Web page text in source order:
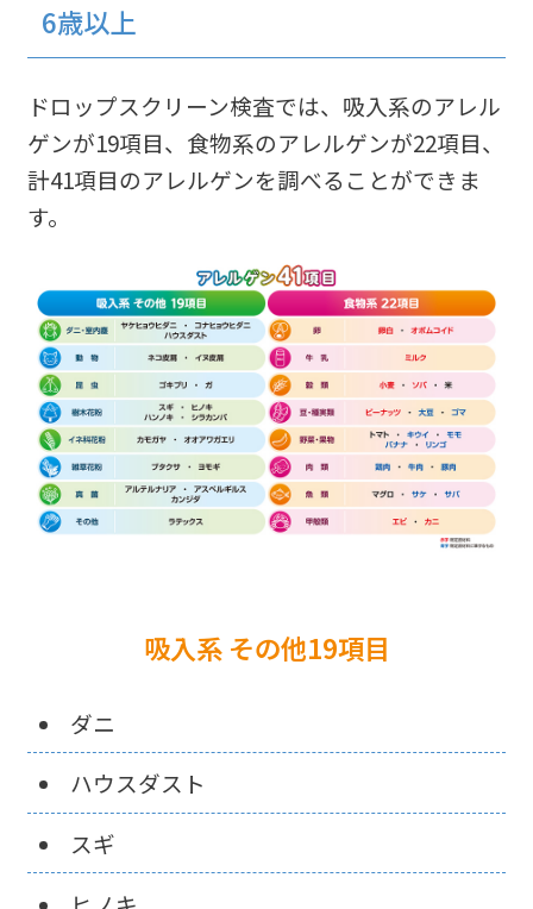
6歳以上
ドロップスクリーン検査では、吸入系のアレル
ゲンが19項目、食物系のアレルゲンが22項目、
計41項目のアレルゲンを調べることができま
す。
吸入系 その他19項目
ダニ
ハウスダスト
スギ